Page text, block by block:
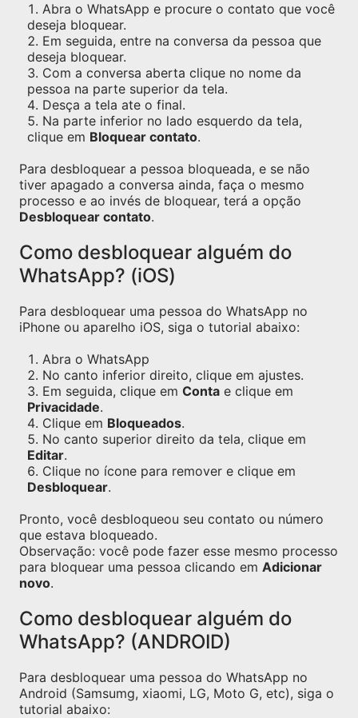
Abra o WhatsApp e procure o contato que você
deseja bloquear.
Em seguida, entre na conversa da pessoa que
deseja bloquear.
Com a conversa aberta clique no nome da
pessoa na parte superior da tela.
Desça a tela ate o final.
Na parte inferior no lado esquerdo da tela,
clique em Bloquear contato.
Para desbloquear a pessoa bloqueada, e se não
tiver apagado a conversa ainda, faça o mesmo
processo e ao invés de bloquear, terá a opção
Desbloquear contato.
Como desbloquear alguém do
WhatsApp? (iOS)
Para desbloquear uma pessoa do WhatsApp no
iPhone ou aparelho iOS, siga o tutorial abaixo:
Abra o WhatsApp
No canto inferior direito, clique em ajustes.
Em seguida, clique em Conta e clique em
Privacidade.
Clique em Bloqueados.
No canto superior direito da tela, clique em
Editar.
Clique no ícone para remover e clique em
Desbloquear.
Pronto, você desbloqueou seu contato ou número
que estava bloqueado.
Observação: você pode fazer esse mesmo processo
para bloquear uma pessoa clicando em Adicionar
novo.
Como desbloquear alguém do
WhatsApp? (ANDROID)
Para desbloquear uma pessoa do WhatsApp no
Android (Samsumg, xiaomi, LG, Moto G, etc), siga o
tutorial abaixo: